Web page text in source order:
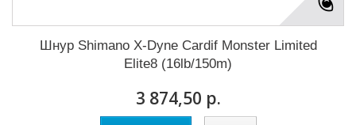
Шнур Shimano X-Dyne Cardif Monster Limited
Elite8 (16lb/150m)
3 874,50 р.